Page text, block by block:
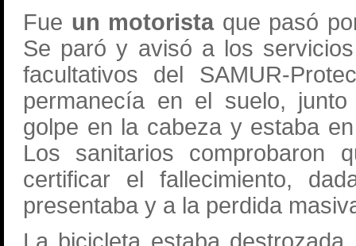
Fue un motorista que pasó
Se paró y avisó a los
facultativos del SAMUR-
permanecía en el suelo,
golpe en la cabeza y estaba
Los sanitarios comprobaron
certificar el fallecimiento,
presentaba y a la perdida